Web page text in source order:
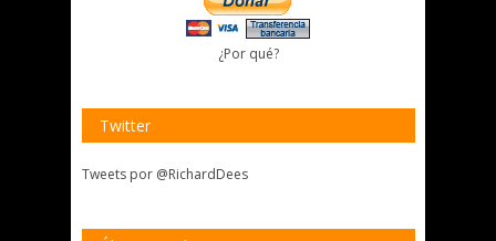
¿Por qué?
Twitter
Tweets por @RichardDees